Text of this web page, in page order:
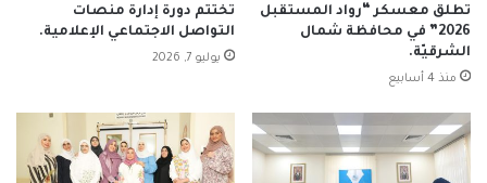
تطلق معسكر “رواد المستقبل
2026” في محافظة شمال
الشرقيّة.
منذ 4 أسابيع
تختتم دورة إدارة منصات
التواصل الاجتماعي الإعلامية.
يوليو 7, 2026